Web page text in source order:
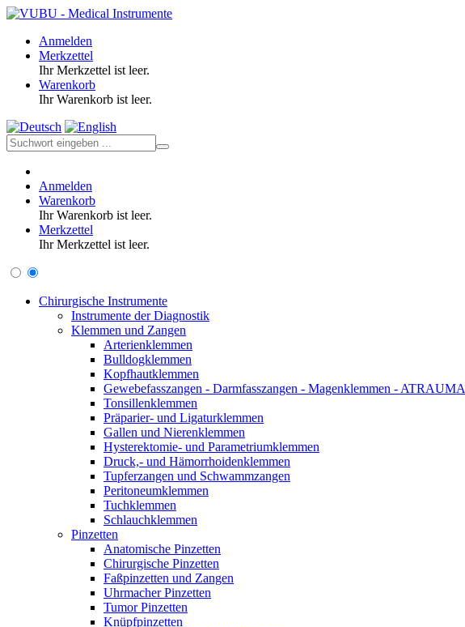
Anmelden
Merkzettel
Ihr Merkzettel ist leer.
Warenkorb
Ihr Warenkorb ist leer.
Anmelden
Warenkorb
Ihr Warenkorb ist leer.
Merkzettel
Ihr Merkzettel ist leer.
Chirurgische Instrumente
Instrumente der Diagnostik
Klemmen und Zangen
Arterienklemmen
Bulldogklemmen
Kopfhautklemmen
Gewebefasszangen - Darmfasszangen - Magenklemmen - ATRAUMA
Tonsillenklemmen
Präparier- und Ligaturklemmen
Gallen und Nierenklemmen
Hysterektomie- und Parametriumklemmen
Druck,- und Hämorrhoidenklemmen
Tupferzangen und Schwammzangen
Peritoneumklemmen
Tuchklemmen
Schlauchklemmen
Pinzetten
Anatomische Pinzetten
Chirurgische Pinzetten
Faßpinzetten und Zangen
Uhrmacher Pinzetten
Tumor Pinzetten
Knüpfpinzetten